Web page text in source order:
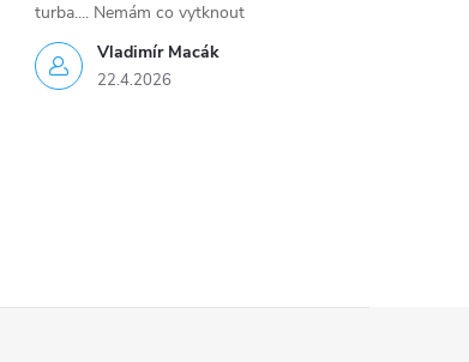
Vladimír Macák
22.4.2026
turba.... Nemám co vytknout